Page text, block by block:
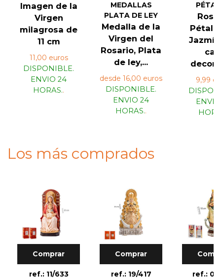
Imagen de la
Virgen
milagrosa de
11 cm
11,00 euros
DISPONIBLE.
ENVIO 24
HORAS..
MEDALLAS
PLATA DE LEY
Medalla de la
Virgen del
Rosario, Plata
de ley,...
desde 16,00 euros
DISPONIBLE.
ENVIO 24
HORAS..
9,99
Los más comprados
Comprar
ref.: 11/633
Comprar
ref.: 19/417
ref.: